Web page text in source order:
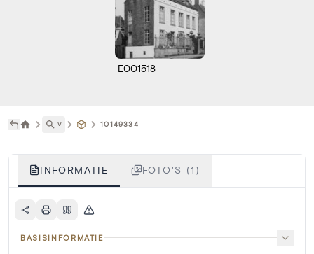
E001518
˅ 10149334
INFORMATIE FOTO'S (1)
BASISINFORMATIE